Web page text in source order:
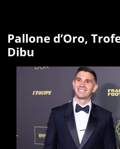
Pallone d’Oro,
Dibu